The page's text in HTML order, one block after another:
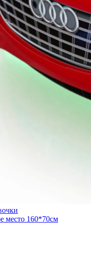
место 160*70см